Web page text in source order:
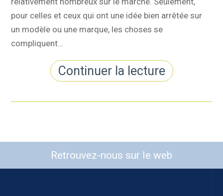
pour celles et ceux qui ont une idée bien arrêtée sur
un modèle ou une marque, les choses se
compliquent…
Continuer la lecture
Retrouvez-nous sur le web